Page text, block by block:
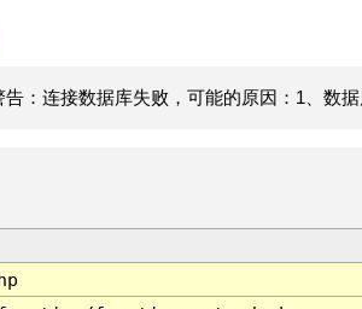
：连接数据库失败，可能的原因：1、数